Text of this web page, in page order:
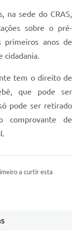
na sede do CRAS,
sobre o pré-
primeiros anos de
cidadania.
tem o direito de
que pode ser
pode ser retirado
de
a curtir esta